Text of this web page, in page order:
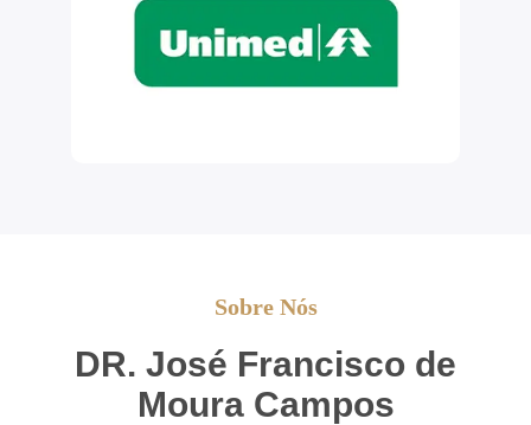
Sobre Nós
DR. José Francisco de
Moura Campos